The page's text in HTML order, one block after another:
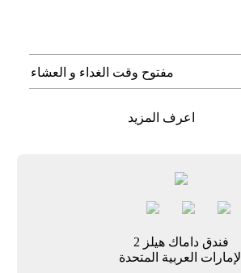
مفتوح وقت الغداء و العشاء
اعرف المزيد
فندق داماك هيلز 2
الإمارات العربية المتحدة